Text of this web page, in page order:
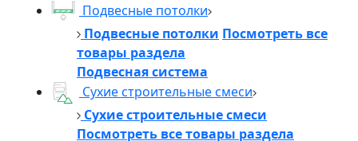
Подвесные потолки
Подвесные потолки Посмотреть все
товары раздела
Подвесная система
Сухие строительные смеси
Сухие строительные смеси
Посмотреть все товары раздела